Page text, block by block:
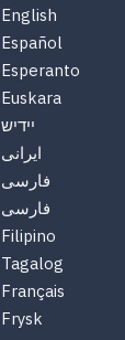
English
Español
Esperanto
Euskara
יידיש
ایرانی
فارسی
فارسی
Filipino
Tagalog
Français
Frysk